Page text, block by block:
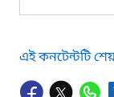
এই কনটেন্টটি